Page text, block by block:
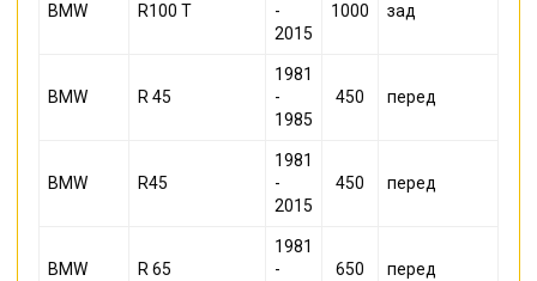
BMW R100 T
-
2015
1000 зад
BMW R 45
1981
-
1985
450 перед
BMW R45
1981
-
2015
450 перед
BMW R 65
1981
-
650 перед